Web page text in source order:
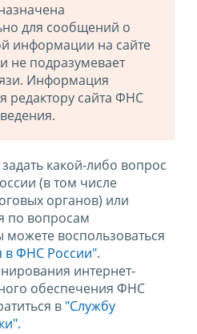
для сообщений о
информации на сайте
не подразумевает
Информация
редактору сайта ФНС
какой-либо вопрос
(в том числе
органов) или
по вопросам
воспользоваться
в ФНС России".
интернет-
обеспечения ФНС
в "Службу